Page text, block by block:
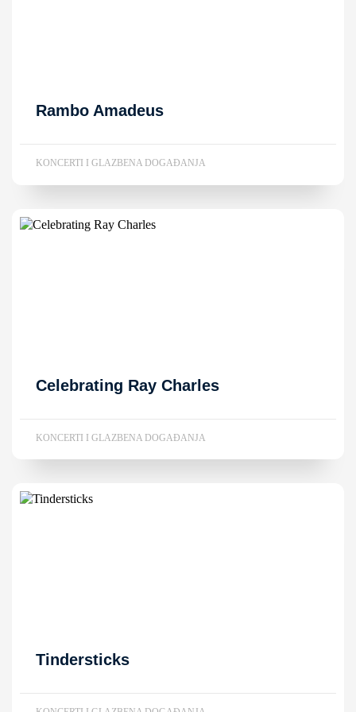
Rambo Amadeus
KONCERTI I GLAZBENA DOGAĐANJA
Celebrating Ray Charles
KONCERTI I GLAZBENA DOGAĐANJA
Tindersticks